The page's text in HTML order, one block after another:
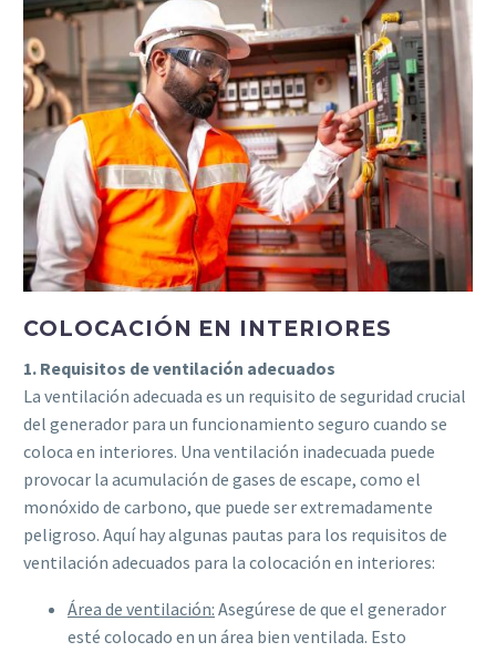
COLOCACIÓN EN INTERIORES
1. Requisitos de ventilación adecuados
La ventilación adecuada es un requisito de seguridad crucial
del generador para un funcionamiento seguro cuando se
coloca en interiores. Una ventilación inadecuada puede
provocar la acumulación de gases de escape, como el
monóxido de carbono, que puede ser extremadamente
peligroso. Aquí hay algunas pautas para los requisitos de
ventilación adecuados para la colocación en interiores:
Área de ventilación: Asegúrese de que el generador
esté colocado en un área bien ventilada. Esto